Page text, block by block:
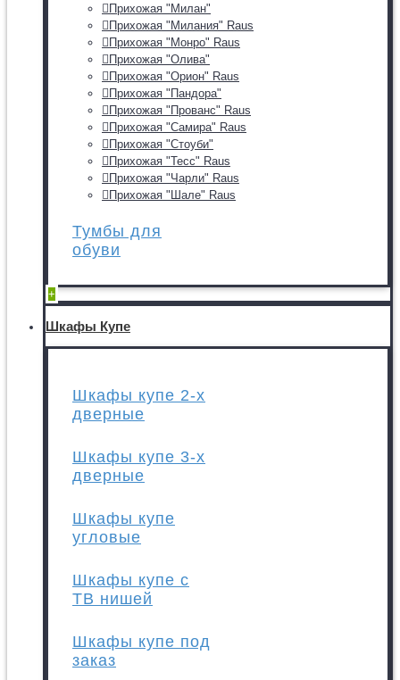
Прихожая "Милан"
Прихожая "Милания" Raus
Прихожая "Монро" Raus
Прихожая "Олива"
Прихожая "Орион" Raus
Прихожая "Пандора"
Прихожая "Прованс" Raus
Прихожая "Самира" Raus
Прихожая "Стоуби"
Прихожая "Тесс" Raus
Прихожая "Чарли" Raus
Прихожая "Шале" Raus
Тумбы для
обуви
+
Шкафы Купе
Шкафы купе 2-х
дверные
Шкафы купе 3-х
дверные
Шкафы купе
угловые
Шкафы купе с
ТВ нишей
Шкафы купе под
заказ